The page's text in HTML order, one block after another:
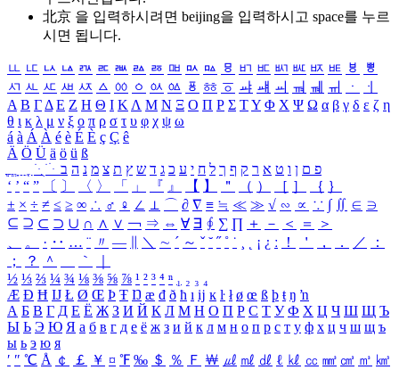
北京 을 입력하시려면 beijing을 입력하시고 space를 누르
시면 됩니다.
ㅥ ㅦ ㅧ ㅨ ㅩ ㅪ ㅫ ㅬ ㅭ ㅮ ㅯ ㅰ ㅱ ㅲ ㅳ ㅴ ㅵ ㅶ ㅷ ㅸ
ㅹ
ㅺ ㅻ ㅼ ㅽ ㅾ ㅿ ㆀ ㆁ ㆂ ㆃ ㆄ ㆅ ㆆ ㆇ ㆈ ㆉ ㆊ ㆋ ㆌ ㆍ
ㆎ
Α Β ΓΔ Ε Ζ Η Θ Ι ΚΛ Μ Ν Ξ Ο Π Ρ Σ ΤΥ Φ Χ Ψ Ω α β γ δ ε ζ η
θ ι κ λ μ ν ξ ο π ρ σ τ υ φ χ ψ ω
á à Á À é è É È ç Ç ê
Ä Ö Ü ä ö ü ß
ִֶֹ ֻּ ׁׂ פ ם ן ו ט א ר ק ף ך ל ח י ע כ ג ד ש ץ ת צ מ נ ה ב
‘ ’ “ ” 〔 〕 〈 〉 「 」 『 』 【 】 ＂ （ ） ［ ］ ｛ ｝
± × ÷ ≠ ≤ ≥ ∞ ∴ ♂ ♀ ∠ ⊥ ⌒ ∂ ∇ ≡ ≒ ≪ ≫ √ ∽ ∝ ∵ ∫ ∬ ∈ ∋
⊆ ⊇ ⊂ ⊃ ∪ ∩ ∧ ∨ ￢ ⇒ ⇔ ∀ ∃ ∮ ∑ ∏ ＋ － ＜ ＝
＞
、
。 · ‥ … ¨ 〃 ― ＼ ∼ ´ ～ ˇ ˘ ˝ ˚ ˙ ¸ ¡ ¿ ː ！ ＇ ， ． ／
：
；
？ ＾ ｀
½ ⅓ ⅔ ¼ ¾ ⅛ ⅜ ⅝ ⅞ ¹ ² ³ ⁴ ⁿ ₁ ₂ ₃ ₄
Æ Ð Ħ Ĳ Ł Ø Œ Þ Ŧ Ŋ æ đ ð ħ ı ĳ ĸ ŀ ł ø œ ß þ ŧ ŋ ŉ
А Б В Г Д Е Ё Ж З И Й К Л М Н О П Р С Т У Ф Х Ц Ч Ш Щ Ъ
Ы Ь Э Ю Я а б в г д е ё ж з и й к л м н о п р с т у ф х ц ч ш щ ъ
ы ь э ю я
′ ″ ℃ Å ￠ ￡ ￥ ¤ ℉ ‰ ＄ ％ Ｆ ￦ ㎕ ㎖ ㎗ ℓ ㎘ ㏄ ㎣ ㎤ ㎥ ㎦